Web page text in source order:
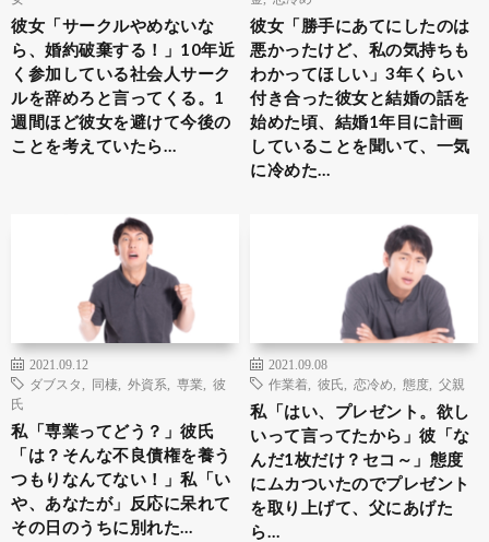
彼女「サークルやめないな
ら、婚約破棄する！」10年近
く参加している社会人サーク
ルを辞めろと言ってくる。1
週間ほど彼女を避けて今後の
ことを考えていたら…
彼女「勝手にあてにしたのは
悪かったけど、私の気持ちも
わかってほしい」3年くらい
付き合った彼女と結婚の話を
始めた頃、結婚1年目に計画
していることを聞いて、一気
に冷めた…
2021.09.12
ダブスタ
同棲 外資系 専業
彼
氏
私「専業ってどう？」彼氏
「は？そんな不良債権を養う
つもりなんてない！」私「い
や、あなたが」反応に呆れて
その日のうちに別れた…
2021.09.08
作業着
彼氏 恋冷め 態度 父親
私「はい、プレゼント。欲し
いって言ってたから」彼「な
んだ1枚だけ？セコ～」態度
にムカついたのでプレゼント
を取り上げて、父にあげた
ら…